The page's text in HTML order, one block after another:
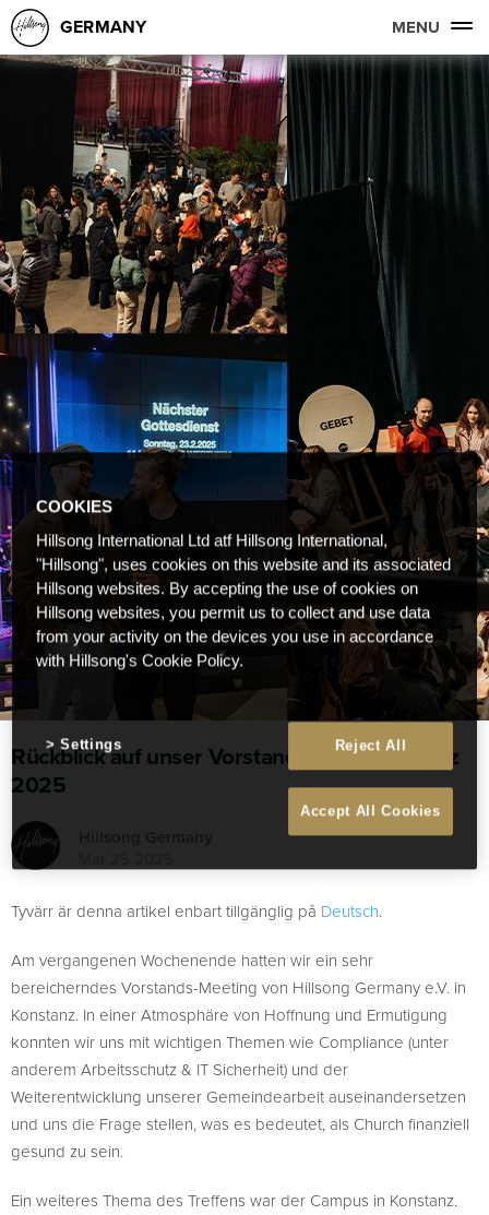
GERMANY MENU
Rückblick auf unser Vorstandstreffen im März
2025
Tyvärr är denna artikel enbart tillgänglig på Deutsch.
Am vergangenen Wochenende hatten wir ein sehr
bereicherndes Vorstands-Meeting von Hillsong Germany e.V. in
Konstanz. In einer Atmosphäre von Hoffnung und Ermutigung
konnten wir uns mit wichtigen Themen wie Compliance (unter
anderem Arbeitsschutz & IT Sicherheit) und der
Weiterentwicklung unserer Gemeindearbeit auseinandersetzen
und uns die Frage stellen, was es bedeutet, als Church finanziell
gesund zu sein.
Ein weiteres Thema des Treffens war der Campus in Konstanz.
COOKIES
Hillsong International Ltd atf Hillsong International,
"Hillsong", uses cookies on this website and its associated
Hillsong websites. By accepting the use of cookies on
Hillsong websites, you permit us to collect and use data
from your activity on the devices you use in accordance
with Hillsong's Cookie Policy.
Reject All
Accept All Cookies
Settings